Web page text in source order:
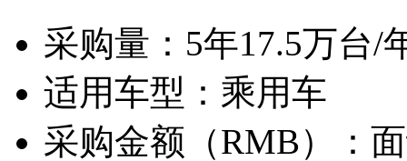
采购量： 5年17.5万台/
适用车型： 乘用车
采购金额（RMB）：